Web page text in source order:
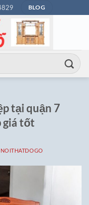
BLOG
tại quận 7
giá tốt
NOITHATDOGO